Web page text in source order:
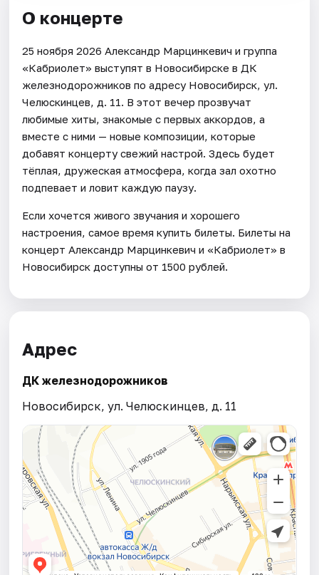
О концерте
25 ноября 2026 Александр Марцинкевич и группа
«Кабриолет» выступят в Новосибирске в ДК
железнодорожников по адресу Новосибирск, ул.
Челюскинцев, д. 11. В этот вечер прозвучат
любимые хиты, знакомые с первых аккордов, а
вместе с ними — новые композиции, которые
добавят концерту свежий настрой. Здесь будет
тёплая, дружеская атмосфера, когда зал охотно
подпевает и ловит каждую паузу.
Если хочется живого звучания и хорошего
настроения, самое время купить билеты. Билеты на
концерт Александр Марцинкевич и «Кабриолет» в
Новосибирск доступны от 1500 рублей.
Адрес
ДК железнодорожников
Новосибирск, ул. Челюскинцев, д. 11